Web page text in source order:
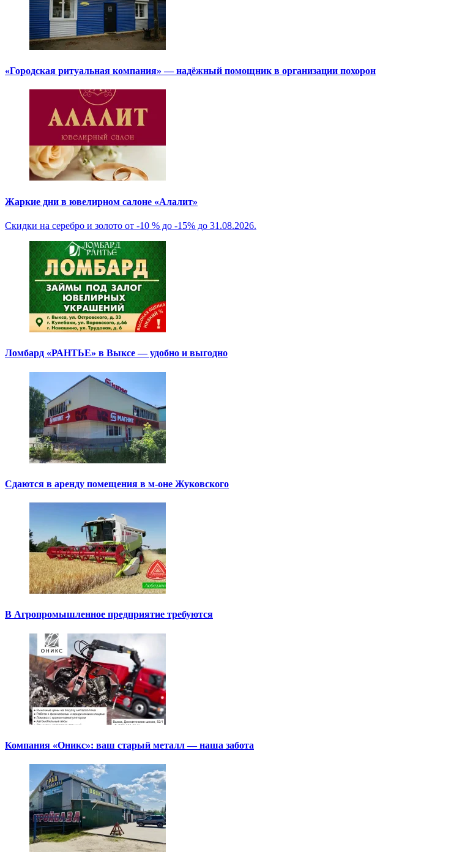
«Городская ритуальная компания» — надёжный помощник в организации похорон
Жаркие дни в ювелирном салоне «Алалит»
Скидки на серебро и золото от -10 % до -15% до 31.08.2026.
Ломбард «РАНТЬЕ» в Выксе — удобно и выгодно
Сдаются в аренду помещения в м-оне Жуковского
В Агропромышленное предприятие требуются
Компания «Оникс»: ваш старый металл — наша забота